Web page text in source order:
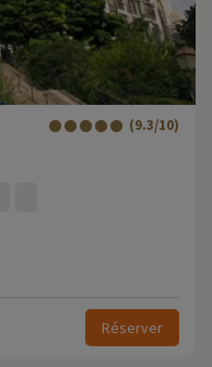
(9.3/10)
Réserver